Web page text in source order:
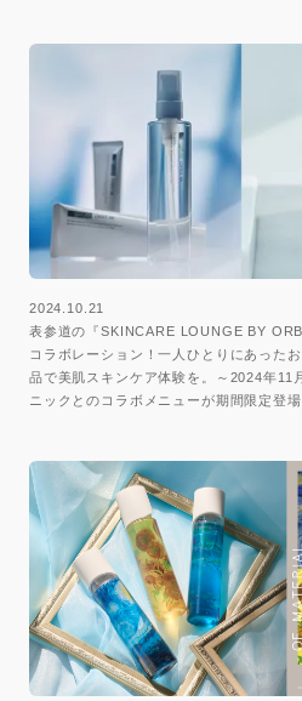
2024.10.21
表参道の『SKINCARE LOUNGE BY
コラボレーション！一人ひとりにあった
品で美肌スキンケア体験を。～2024年11
ニックとのコラボメニューが期間限定登場